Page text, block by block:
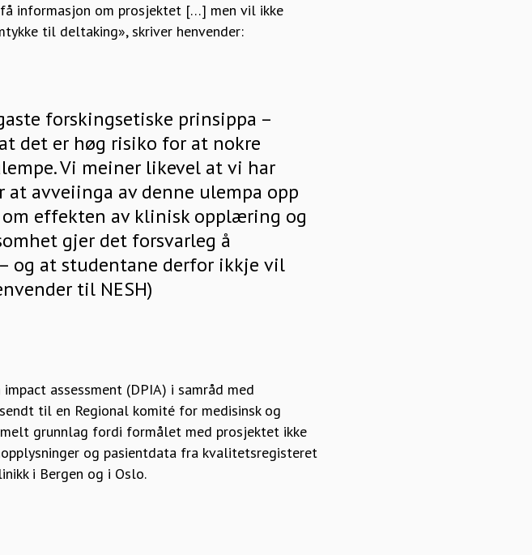
informasjon om prosjektet […] men vil ikke
til deltaking», skriver henvender:
forskingsetiske prinsippa –
det er høg risiko for at nokre
Vi meiner likevel at vi har
avveiinga av denne ulempa opp
effekten av klinisk opplæring og
gjer det forsvarleg å
og at studentane derfor ikkje vil
til NESH)
assessment (DPIA) i samråd med
til en Regional komité for medisinsk og
grunnlag fordi formålet med prosjektet ikke
og pasientdata fra kvalitetsregisteret
i Bergen og i Oslo.